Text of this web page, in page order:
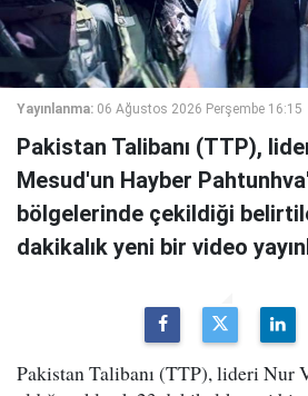
Yayınlanma: 06 Ağustos 2026 Perşembe 16:15
Pakistan Talibanı (TTP),
Mesud'un Hayber
bölgelerinde çekildiği
dakikalık yeni bir video
Pakistan Talibanı (TTP), lideri Nur